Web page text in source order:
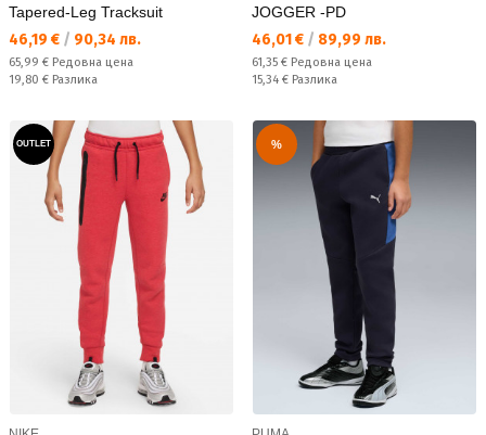
Tapered-Leg Tracksuit
Текуща цена:
46,19 € / 90,34 лв.
Редовна цена:
65,99 € Редовна цена
Спестявате:
19,80 € Разлика
JOGGER -PD
Текуща цена:
46,01 € / 89,99 лв.
Редовна цена:
61,35 € Редовна цена
Спестявате:
15,34 € Разлика
OUTLET %